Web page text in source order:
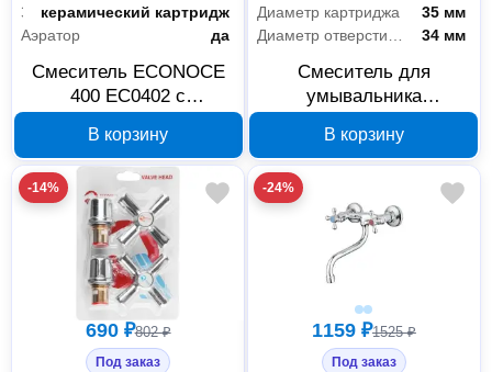
Запорный клапанкерамический картридж
Аэратор
да
Смеситель ECONOCE
400 EC0402 с
хром
В корзину
Диаметр картриджа
35 мм
34 мм
Смеситель для
умывальника
серия 400 D35
В корзину
-14%
690 ₽802 ₽
Под заказ
-24%
1159 ₽1525 ₽
Под заказ